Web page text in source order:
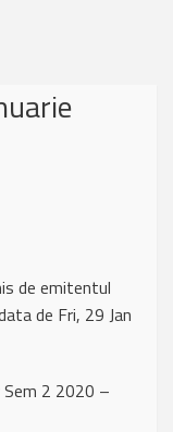
de emitentul
de Fri, 29 Jan
2 2020 –